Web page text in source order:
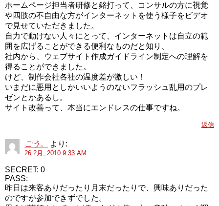
ホームページ担当者研修と銘打って、コンサルの方に視覚
や四肢の不自由な方がインターネットを使う様子をビデオ
で見せていただきました。
自力で動けない人々にとって、インターネットは自立の範
囲を広げることができる便利なものだと知り、
社内から、ウェブサイト作成ガイドライン制定への理解を
得ることができました。
けど、制作会社各社の温度差が激しい！
いまだに悪用としかいいようのないフラッシュ乱用のプレ
ゼンとかあるし。
サイト改善って、本当にエンドレスの仕事ですね。
返信
ごう。 より:
26 2月, 2010 9:33 AM
SECRET: 0
PASS:
昨日は来客ありだったり月末だったりで、興味ありだった
のですが参加できずでした。